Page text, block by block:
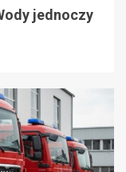
jednoczy